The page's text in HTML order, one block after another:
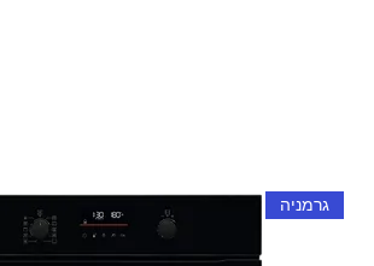
גרמניה